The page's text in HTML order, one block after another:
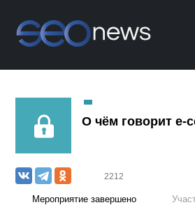
О чём говорит e-
2212
Мероприятие завершено